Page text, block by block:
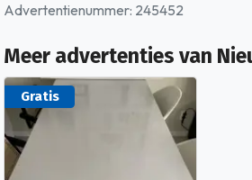
Advertentienummer: 245452
Meer advertenties van
Gratis